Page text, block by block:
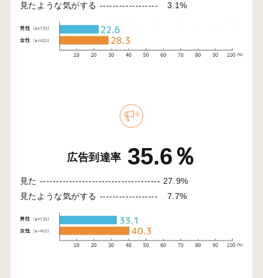
見たような気がする ------------------
3.1%
広告到達率 35.6％
見た ------------------------------------- 27.9%
見たような気がする ------------------
7.7%